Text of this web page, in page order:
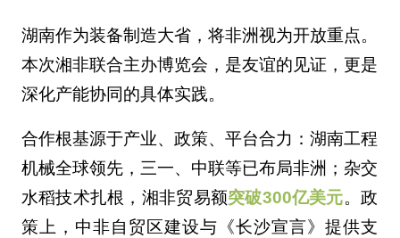
湖南作为装备制造大省，将非洲视为开放重点。
本次湘非联合主办博览会，是友谊的见证，更是
深化产能协同的具体实践。
合作根基源于产业、政策、平台合力：湖南工程
机械全球领先，三一、中联等已布局非洲；杂交
水稻技术扎根，湘非贸易额突破300亿美元。政
策上，中非自贸区建设与《长沙宣言》提供支